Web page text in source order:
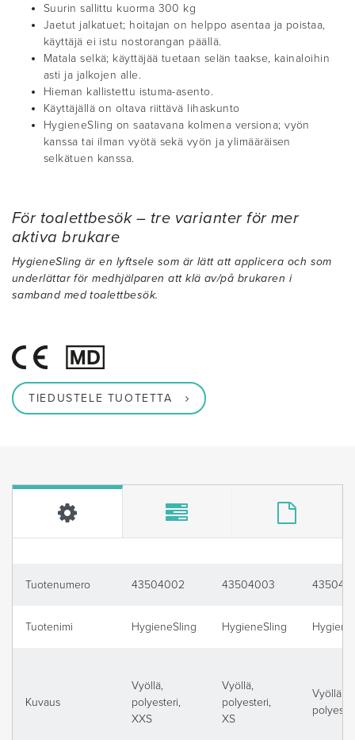
Suurin sallittu kuorma 300 kg
Jaetut jalkatuet; hoitajan on helppo asentaa ja poistaa,
käyttäjä ei istu nostorangan päällä.
Matala selkä; käyttäjää tuetaan selän taakse, kainaloihin
asti ja jalkojen alle.
Hieman kallistettu istuma-asento.
Käyttäjällä on oltava riittävä lihaskunto
HygieneSling on saatavana kolmena versiona; vyön
kanssa tai ilman vyötä sekä vyön ja ylimääräisen
selkätuen kanssa.
För toalettbesök – tre varianter för mer
aktiva brukare
HygieneSling är en lyftsele som är lätt att applicera och som
underlättar för medhjälparen att klä av/på brukaren i
samband med toalettbesök.
TIEDUSTELE TUOTETTA
Tuotenumero 43504002 43504003
Tuotenimi HygieneSling HygieneSling
Kuvaus
Vyöllä,
polyesteri,
XXS
Vyöllä,
polyesteri,
XS
Vyöllä,